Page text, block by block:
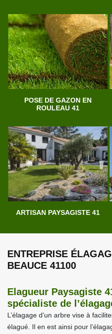
POSE DE GAZON EN
ROULEAU 41
ARTISAN PAYSAGISTE 41
ENTREPRISE
BEAUCE 41100
Elagueur Paysagiste
spécialiste de
L’élagage d’un arbre vise à
élagué. Il en est ainsi pour